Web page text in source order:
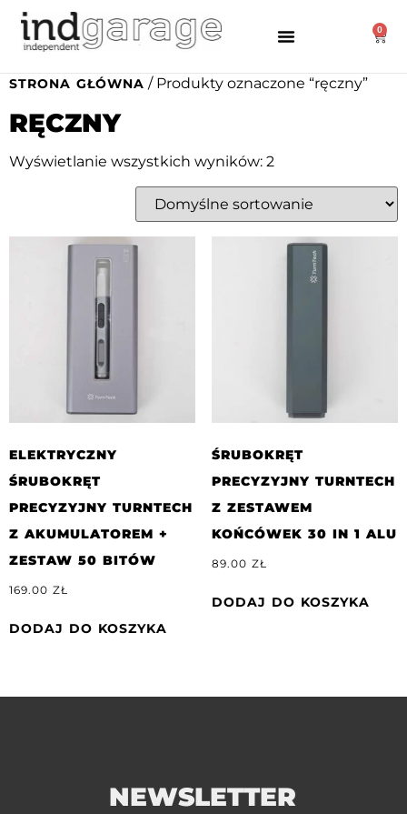
0
STRONA GŁÓWNA / Produkty oznaczone “ręczny”
RĘCZNY
Wyświetlanie wszystkich wyników: 2
ELEKTRYCZNY
ŚRUBOKRĘT
PRECYZYJNY TURNTECH
Z AKUMULATOREM +
ZESTAW 50 BITÓW
169.00 ZŁ
DODAJ DO KOSZYKA
ŚRUBOKRĘT
PRECYZYJNY TURNTECH
Z ZESTAWEM
KOŃCÓWEK 30 IN 1 ALU
89.00 ZŁ
DODAJ DO KOSZYKA
NEWSLETTER